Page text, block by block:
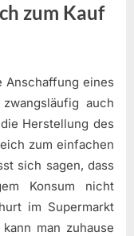
zum Kauf
Anschaffung eines
auch
Herstellung des
zum einfachen
sich sagen, dass
Konsum nicht
im Supermarkt
man zuhause